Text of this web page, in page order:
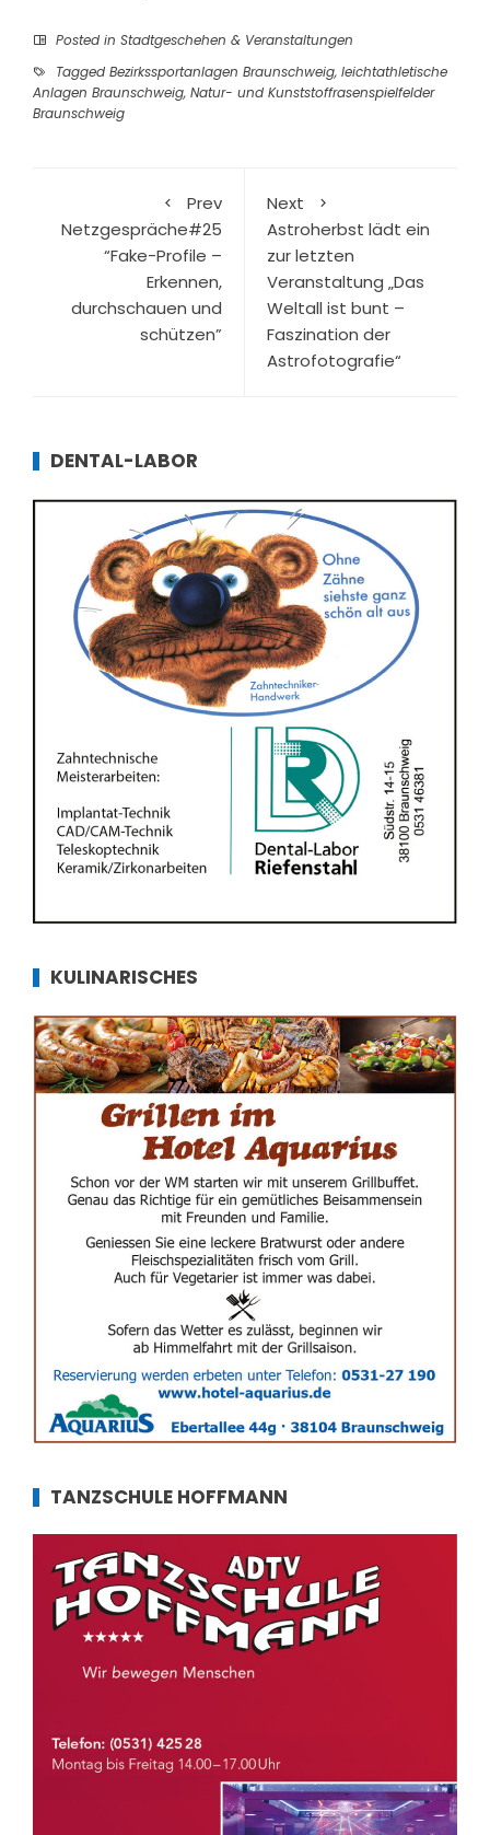
Posted in Stadtgeschehen & Veranstaltungen
Tagged Bezirkssportanlagen Braunschweig, leichtathletische
Anlagen Braunschweig, Natur- und Kunststoffrasenspielfelder
Braunschweig
Prev
Netzgespräche#25
“Fake-Profile –
Erkennen,
durchschauen und
schützen”
Next
Astroherbst lädt ein
zur letzten
Veranstaltung „Das
Weltall ist bunt –
Faszination der
Astrofotografie“
DENTAL-LABOR
KULINARISCHES
TANZSCHULE HOFFMANN